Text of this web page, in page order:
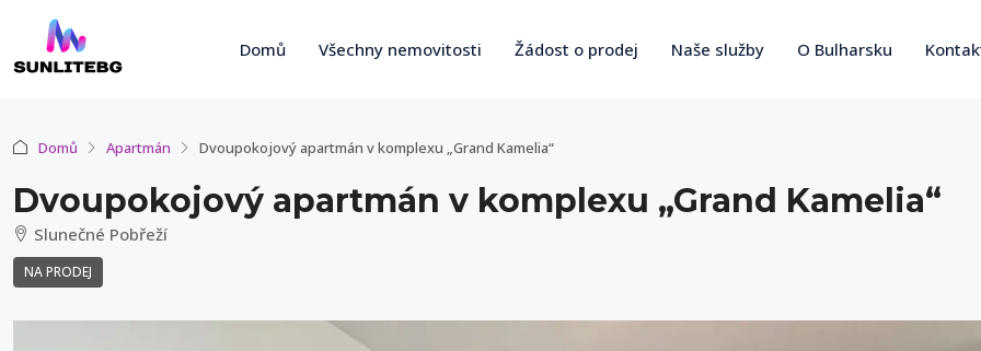
Domů Všechny nemovitosti Žádost o prodej Naše služby O Bulharsku
Domů Apartmán Dvoupokojový apartmán v komplexu „Grand Kamelia“
Dvoupokojový apartmán v komplexu „Grand Kamelia“
Slunečné Pobřeží
NA PRODEJ